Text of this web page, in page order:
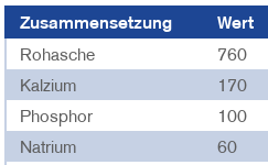
Zusammensetzung
Wert
Rohasche
760
Kalzium
170
Phosphor
100
Natrium
60